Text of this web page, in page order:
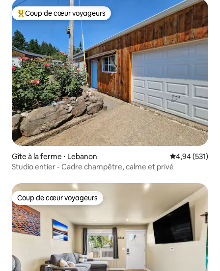
Coups de cœur voyageurs les plus appréciés
Coup de cœur voyageurs
Gîte à la ferme ⋅ Lebanon Évaluation
4,94 (531)
Studio entier - Cadre champêtre, calme et privé
Coup de cœur voyageurs
Coup de cœur voyageurs